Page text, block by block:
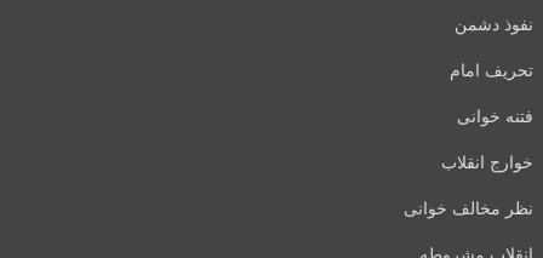
نفوذ دشمن
تحریف امام
فتنه خوانی
خوارج انقلاب
نظر مخالف خوانی
انقلاب مشروطه